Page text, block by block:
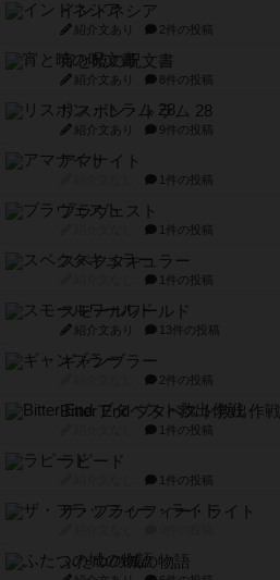
インドネシア
紹介文あり 2件の投稿
宵と暁の呪文書
紹介文あり 8件の投稿
リスボン・トラム 28
紹介文あり 9件の投稿
アマナイト
1件の投稿
ブラヴェスト
1件の投稿
スペクタキュラー
1件の投稿
スモールワールド
紹介文あり 13件の投稿
ギャンブラー
2件の投稿
Bitter End ブタペスト救出作戦
1件の投稿
ラピード
1件の投稿
ザ・フラッフィー・ライト
ふたつの城の物語